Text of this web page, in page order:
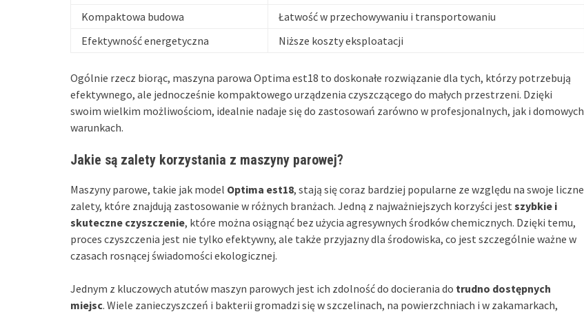
Kompaktowa budowa
Łatwość w przechowywaniu i transportowaniu
Efektywność energetyczna
Niższe koszty eksploatacji
Ogólnie rzecz biorąc, maszyna parowa Optima est18 to doskonałe rozwiązanie dla tych, którzy potrzebują
efektywnego, ale jednocześnie kompaktowego urządzenia czyszczącego do małych przestrzeni. Dzięki
swoim wielkim możliwościom, idealnie nadaje się do zastosowań zarówno w profesjonalnych, jak i domowych
warunkach.
Jakie są zalety korzystania z maszyny parowej?
Maszyny parowe, takie jak model Optima est18, stają się coraz bardziej popularne ze względu na swoje liczne
zalety, które znajdują zastosowanie w różnych branżach. Jedną z najważniejszych korzyści jest szybkie i
skuteczne czyszczenie, które można osiągnąć bez użycia agresywnych środków chemicznych. Dzięki temu,
proces czyszczenia jest nie tylko efektywny, ale także przyjazny dla środowiska, co jest szczególnie ważne w
czasach rosnącej świadomości ekologicznej.
Jednym z kluczowych atutów maszyn parowych jest ich zdolność do docierania do trudno dostępnych
miejsc. Wiele zanieczyszczeń i bakterii gromadzi się w szczelinach, na powierzchniach i w zakamarkach,